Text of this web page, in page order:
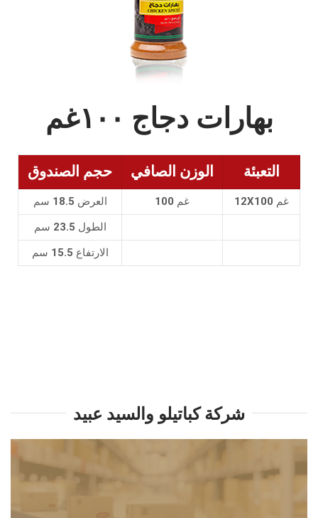
بهارات دجاج ١٠٠غم
حجم الصندوق الوزن الصافي التعبئة
العرض 18.5 سم 100 غم
12X100 غم
الطول 23.5 سم
الارتفاع 15.5 سم
شركة كباتيلو والسيد عبيد